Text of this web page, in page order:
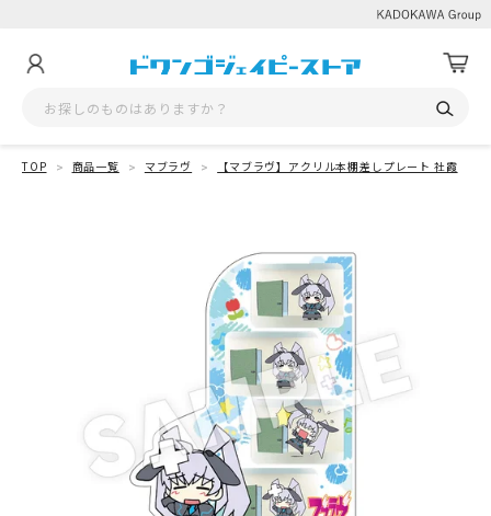
TOP 商品一覧 マブラヴ 【マブラヴ】アクリル本棚差しプレート 社霞